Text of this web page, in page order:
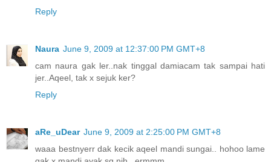
Reply
Naura June 9, 2009 at 12:37:00 PM GMT+8
cam naura gak ler..nak tinggal damiacam tak sampai hati
jer..Aqeel, tak x sejuk ker?
Reply
aRe_uDear June 9, 2009 at 2:25:00 PM GMT+8
waaa bestnyerr dak kecik aqeel mandi sungai.. hohoo lame